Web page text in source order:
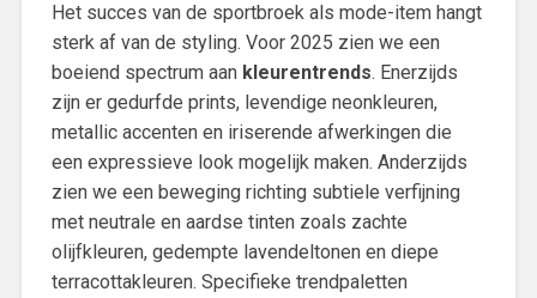
Het succes van de sportbroek als mode-item hangt
sterk af van de styling. Voor 2025 zien we een
boeiend spectrum aan kleurentrends. Enerzijds
zijn er gedurfde prints, levendige neonkleuren,
metallic accenten en iriserende afwerkingen die
een expressieve look mogelijk maken. Anderzijds
zien we een beweging richting subtiele verfijning
met neutrale en aardse tinten zoals zachte
olijfkleuren, gedempte lavendeltonen en diepe
terracottakleuren. Specifieke trendpaletten